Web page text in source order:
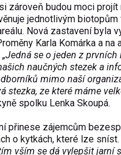
zároveň budou moci projít
jednotlivým
Nová zastavení byla
Karla Komárka a
„Jedná se o jeden z
naučných stezek a
mimo naší
stezka, ze které máme
spolku Lenka Skoupá.
přinese zájemcům
o kytkách, které lze sníst.
vším se dá vylepšit jarní